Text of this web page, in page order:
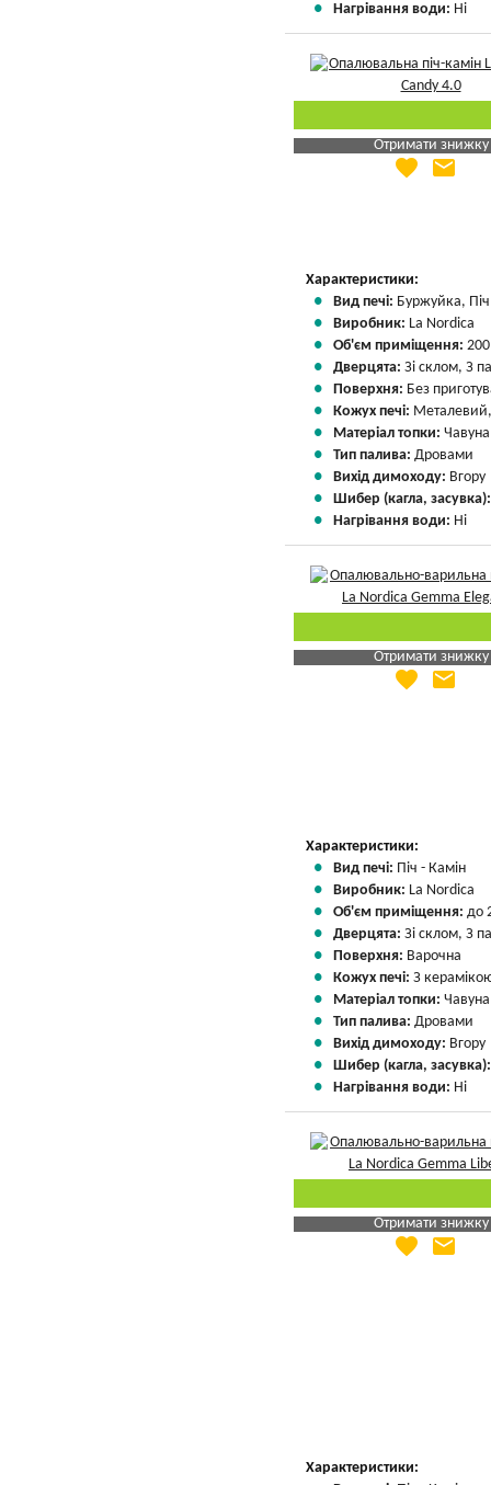
Нагрівання води: Ні
Отримати знижку
Яка Ваша ціна
favorite email
Характеристики:
Вид печі: Буржуйка,
Виробник: La Nordica
Об'єм приміщення:
Дверцята: Зі склом, З
Поверхня: Без
Кожух печі:
Матеріал топки: Чавуна
Тип палива: Дровами
Вихід димоходу: Вгору
Шибер (кагла,
Нагрівання води: Ні
Отримати знижку
Яка Ваша ціна
favorite email
Характеристики:
Вид печі: Піч - Камін
Виробник: La Nordica
Об'єм приміщення: до
Дверцята: Зі склом, З
Поверхня: Варочна
Кожух печі: З
Матеріал топки: Чавуна
Тип палива: Дровами
Вихід димоходу: Вгору
Шибер (кагла,
Нагрівання води: Ні
Отримати знижку
Яка Ваша ціна
favorite email
Характеристики: